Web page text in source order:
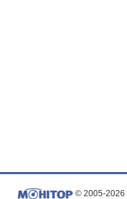
© 2005-2026